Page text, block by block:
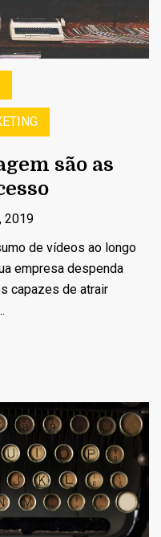
são as
2019
de vídeos ao longo
empresa despenda
capazes de atrair